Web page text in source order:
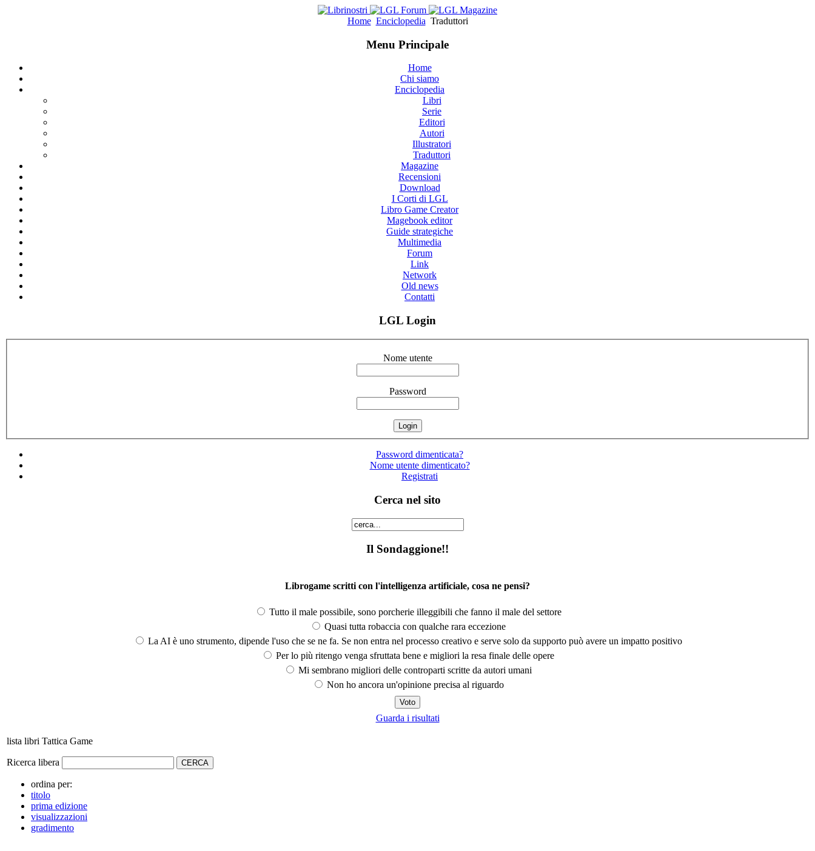
Home Enciclopedia Traduttori
Menu Principale
Home
Chi siamo
Enciclopedia
Libri
Serie
Editori
Autori
Illustratori
Traduttori
Magazine
Recensioni
Download
I Corti di LGL
Libro Game Creator
Magebook editor
Guide strategiche
Multimedia
Forum
Link
Network
Old news
Contatti
LGL Login
Nome utente
Password
Password dimenticata?
Nome utente dimenticato?
Registrati
Cerca nel sito
Il Sondaggione!!
Librogame scritti con l'intelligenza artificiale, cosa ne pensi?
Tutto il male possibile, sono porcherie illeggibili che fanno il male del settore
Quasi tutta robaccia con qualche rara eccezione
La AI è uno strumento, dipende l'uso che se ne fa. Se non entra nel processo creativo e serve solo da supporto può avere un impatto positivo
Per lo più ritengo venga sfruttata bene e migliori la resa finale delle opere
Mi sembrano migliori delle controparti scritte da autori umani
Non ho ancora un'opinione precisa al riguardo
Guarda i risultati
lista libri Tattica Game
Ricerca libera
ordina per:
titolo
prima edizione
visualizzazioni
gradimento